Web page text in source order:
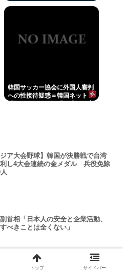
韓国サッカー協会に外国人審判
への性接待疑惑＝韓国ネット
ジア大会野球】韓国が決勝戦で台湾
し4大会連続の金メダル 兵役免除
首相「日本人の安全と企業活動、
べきことは全くない」
トップ サイドバー